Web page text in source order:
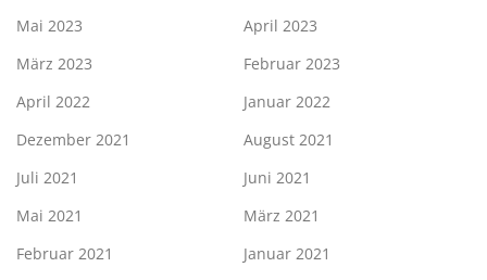
Mai 2023
April 2023
März 2023
Februar 2023
April 2022
Januar 2022
Dezember 2021
August 2021
Juli 2021
Juni 2021
Mai 2021
März 2021
Februar 2021
Januar 2021